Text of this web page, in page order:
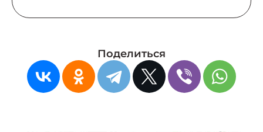
Поделиться